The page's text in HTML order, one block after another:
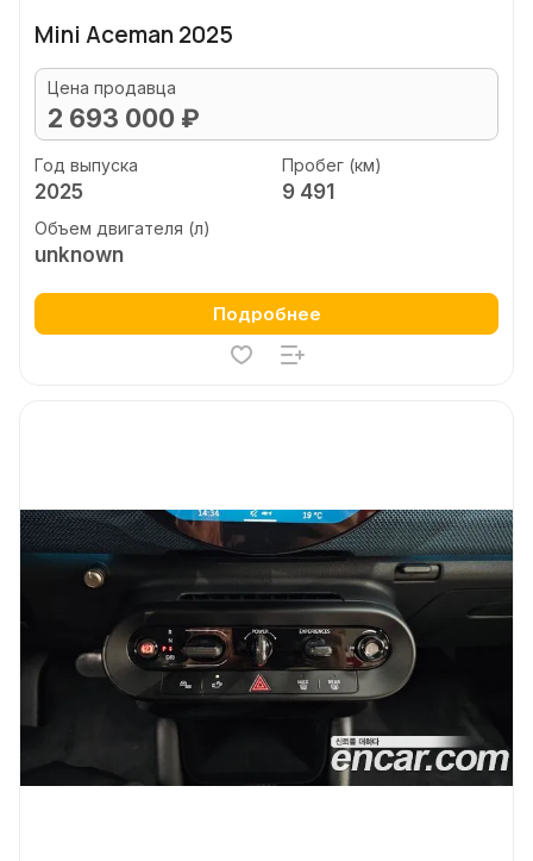
Mini Aceman 2025
Цена продавца
2 693 000 ₽
Год выпуска
2025
Пробег (км)
9 491
Объем двигателя (л)
unknown
Подробнее